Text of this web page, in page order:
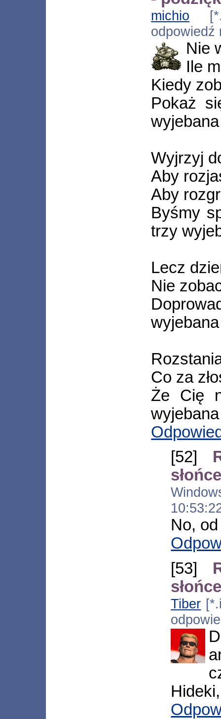
michio
Nie
Ile
Kiedy
Pokaż
Wyjrzyj
Aby
Aby
Byśmy
trzy
Lecz
Nie
Co za
Że Cię
[52]
No,
[53]
Tiber